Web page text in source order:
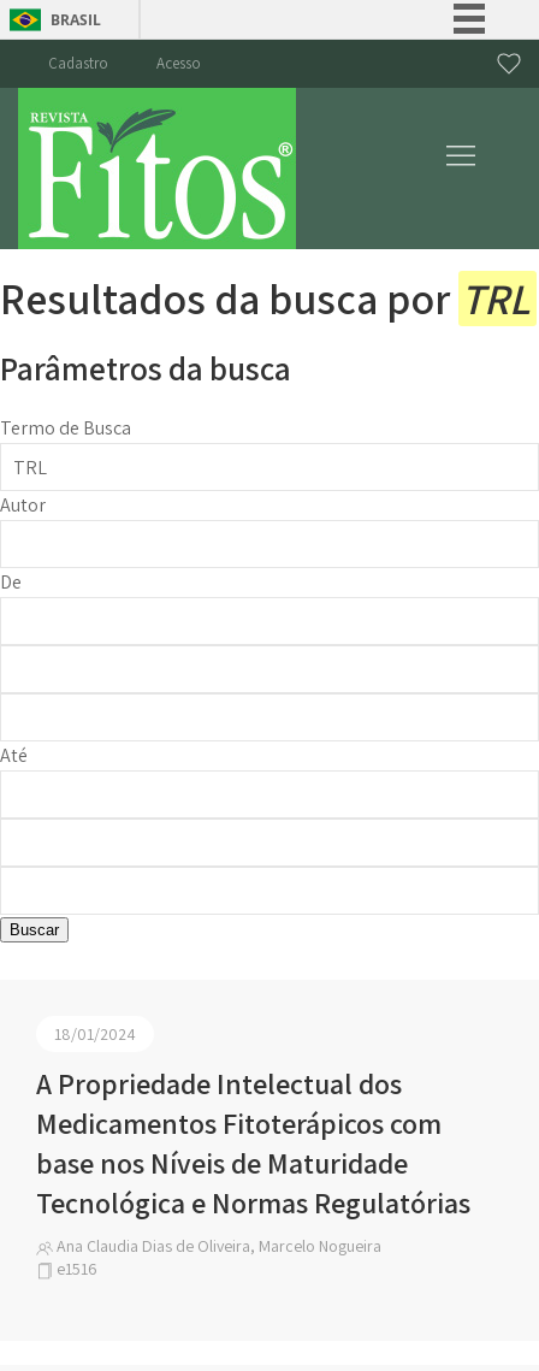
BRASIL
Canais
Cadastro Acesso
Resultados da busca por TRL
Parâmetros da busca
Termo de Busca
Autor
De
Até
Buscar
18/01/2024
A Propriedade Intelectual dos
Medicamentos Fitoterápicos com
base nos Níveis de Maturidade
Tecnológica e Normas Regulatórias
Ana Claudia Dias de Oliveira, Marcelo Nogueira
e1516